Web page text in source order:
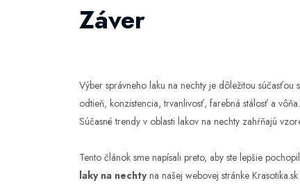
Záver
Výber správneho laku na nechty je dôležitou súčasťou
odtieň, konzistencia, trvanlivosť, farebná stálosť a
Súčasné trendy v oblasti lakov na nechty zahŕňajú
Tento článok sme napísali preto, aby ste lepšie
laky na nechtyna našej webovej stránke Krasotika.sk